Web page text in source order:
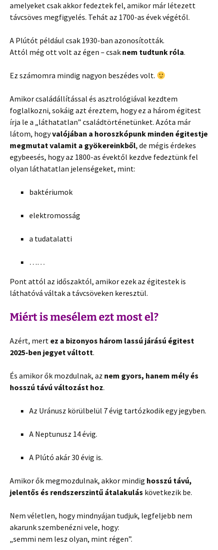
amelyeket csak akkor fedeztek fel, amikor már létezett
távcsöves megfigyelés. Tehát az 1700-as évek végétől.
A Plútót például csak 1930-ban azonosították.
Attól még ott volt az égen – csak nem tudtunk róla.
Ez számomra mindig nagyon beszédes volt.
Amikor családállítással és asztrológiával kezdtem
foglalkozni, sokáig azt éreztem, hogy ez a három égitest
írja le a „láthatatlan” családtörténetünket. Azóta már
látom, hogyvalójában a horoszkópunk minden égitestje
megmutat valamit a gyökereinkből, de mégis érdekes
egybeesés, hogy az 1800-as évektől kezdve fedeztünk fel
olyan láthatatlan jelenségeket, mint:
baktériumok
elektromosság
a tudatalatti
……
Pont attól az időszaktól, amikor ezek az égitestek is
láthatóvá váltak a távcsöveken keresztül.
Miért is mesélem ezt most el?
Azért, mert ez a bizonyos három lassú járású égitest
2025-ben jegyet váltott.
És amikor ők mozdulnak, az nem gyors, hanem mély és
hosszú távú változást hoz.
Az Uránusz körülbelül 7 évig tartózkodik egy jegyben.
A Neptunusz 14 évig.
A Plútó akár 30 évig is.
Amikor ők megmozdulnak, akkor mindig hosszú távú,
jelentős és rendszerszintű átalakulás következik be.
Nem véletlen, hogy mindnyájan tudjuk, legfeljebb nem
akarunk szembenézni vele, hogy:
„semmi nem lesz olyan, mint régen”.